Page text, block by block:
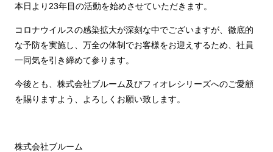
本日より23年目の活動を始めさせていただきます。
コロナウイルスの感染拡大が深刻な中でございますが、徹底的
な予防を実施し、万全の体制でお客様をお迎えするため、社員
一同気を引き締めて参ります。
今後とも、株式会社ブルーム及びフィオレシリーズへのご愛顧
を賜りますよう、よろしくお願い致します。
株式会社ブルーム